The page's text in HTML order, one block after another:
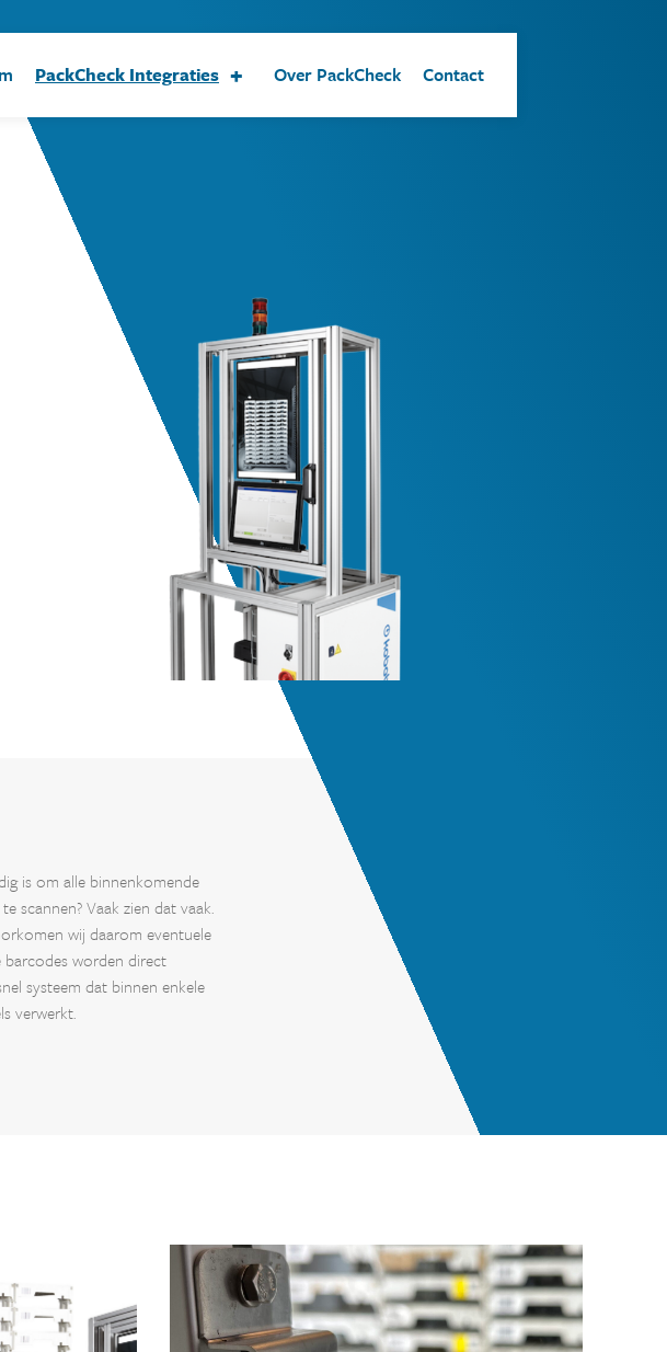
PackCheck Integraties + Over PackCheck Contact
is om alle binnenkomende
scannen? Vaak zien dat vaak.
wij daarom eventuele
worden direct
systeem dat binnen enkele
verwerkt.